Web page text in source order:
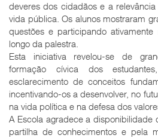
deveres dos cidadãos e a
vida pública. Os alunos mostraram
questões e participando
longo da palestra.
Esta iniciativa revelou-se de
formação cívica dos
esclarecimento de conceitos
incentivando-os a desenvolver, no
na vida política e na defesa dos
A Escola agradece a disponibilidade
partilha de conhecimentos e pela